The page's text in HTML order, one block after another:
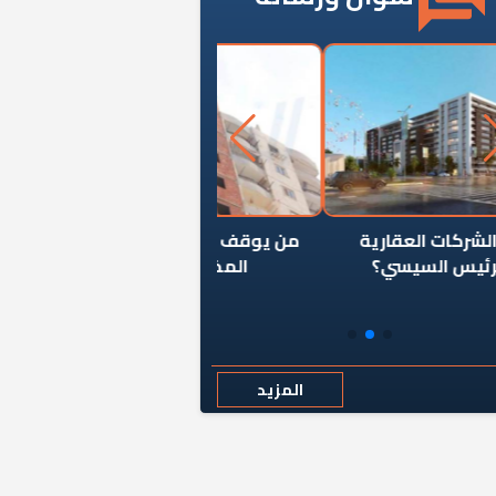
من يوقف سرطان الأبراج السكنية
المخالفة ياحكومة؟
المزيد